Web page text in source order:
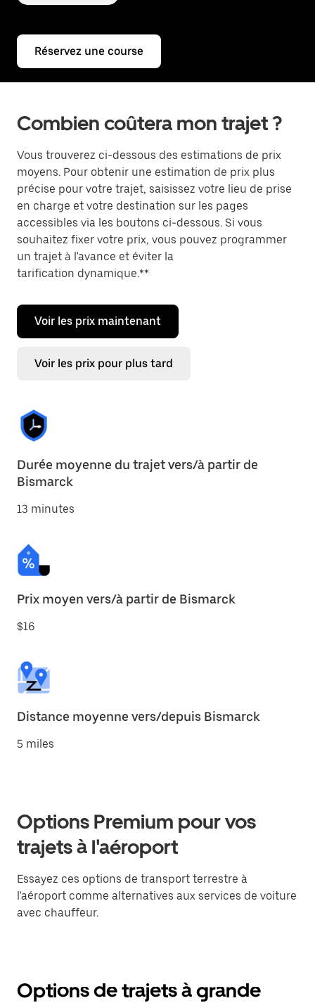
Réservez une course
Combien coûtera mon trajet ?
Vous trouverez ci-dessous des estimations de prix
moyens. Pour obtenir une estimation de prix plus
précise pour votre trajet, saisissez votre lieu de prise
en charge et votre destination sur les pages
accessibles via les boutons ci-dessous. Si vous
souhaitez fixer votre prix, vous pouvez programmer
un trajet à l'avance et éviter la
tarification dynamique.**
Voir les prix maintenant
Voir les prix pour plus tard
Durée moyenne du trajet vers/à partir de
Bismarck
13 minutes
Prix moyen vers/à partir de Bismarck
$16
Distance moyenne vers/depuis Bismarck
5 miles
Options Premium pour vos
trajets à l'aéroport
Essayez ces options de transport terrestre à
l'aéroport comme alternatives aux services de voiture
avec chauffeur.
Options de trajets à grande